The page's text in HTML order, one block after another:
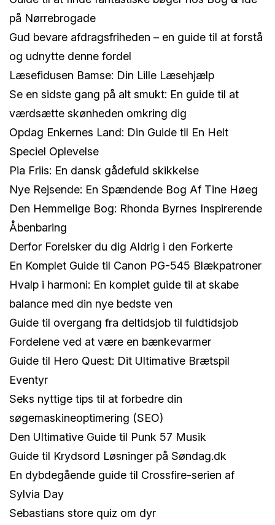
på Nørrebrogade
Gud bevare afdragsfriheden – en guide til at forstå
og udnytte denne fordel
Læsefidusen Bamse: Din Lille Læsehjælp
Se en sidste gang på alt smukt: En guide til at
værdsætte skønheden omkring dig
Opdag Enkernes Land: Din Guide til En Helt
Speciel Oplevelse
Pia Friis: En dansk gådefuld skikkelse
Nye Rejsende: En Spændende Bog Af Tine Høeg
Den Hemmelige Bog: Rhonda Byrnes Inspirerende
Åbenbaring
Derfor Forelsker du dig Aldrig i den Forkerte
En Komplet Guide til Canon PG-545 Blækpatroner
Hvalp i harmoni: En komplet guide til at skabe
balance med din nye bedste ven
Guide til overgang fra deltidsjob til fuldtidsjob
Fordelene ved at være en bænkevarmer
Guide til Hero Quest: Dit Ultimative Brætspil
Eventyr
Seks nyttige tips til at forbedre din
søgemaskineoptimering (SEO)
Den Ultimative Guide til Punk 57 Musik
Guide til Krydsord Løsninger på Søndag.dk
En dybdegående guide til Crossfire-serien af
Sylvia Day
Sebastians store quiz om dyr